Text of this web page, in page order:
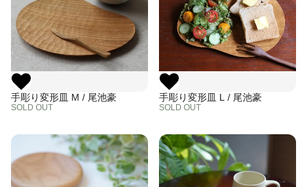
手彫り変形皿 M / 尾池豪
SOLD OUT
手彫り変形皿 L / 尾池豪
SOLD OUT